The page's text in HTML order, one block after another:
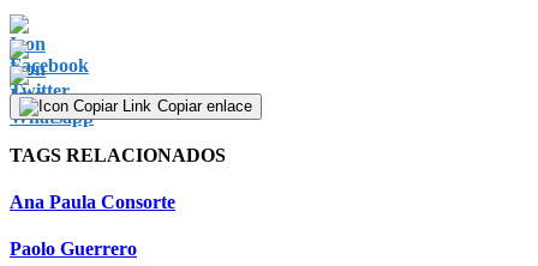
Copiar enlace
TAGS RELACIONADOS
Ana Paula Consorte
Paolo Guerrero